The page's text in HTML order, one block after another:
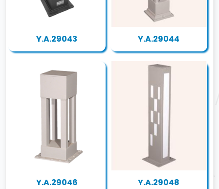
Y.A.29043 Y.A.29044
Y.A.29046 Y.A.29048